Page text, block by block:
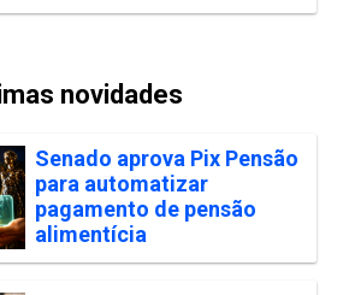
novidades
Senado aprova Pix Pensão
para automatizar
pagamento de pensão
alimentícia